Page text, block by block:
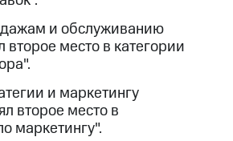
и обслуживанию
место в категории
и маркетингу
второе место в
маркетингу".